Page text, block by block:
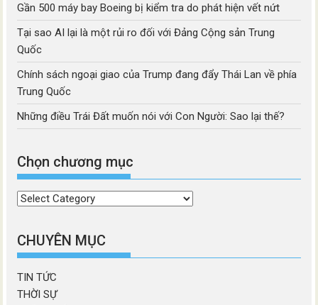
Gần 500 máy bay Boeing bị kiểm tra do phát hiện vết nứt
Tại sao AI lại là một rủi ro đối với Đảng Cộng sản Trung
Quốc
Chính sách ngoại giao của Trump đang đẩy Thái Lan về phía
Trung Quốc
Những điều Trái Đất muốn nói với Con Người: Sao lại thế?
Chọn chương mục
Chọn
mục
CHUYÊN MỤC
TIN TỨC
THỜI SỰ